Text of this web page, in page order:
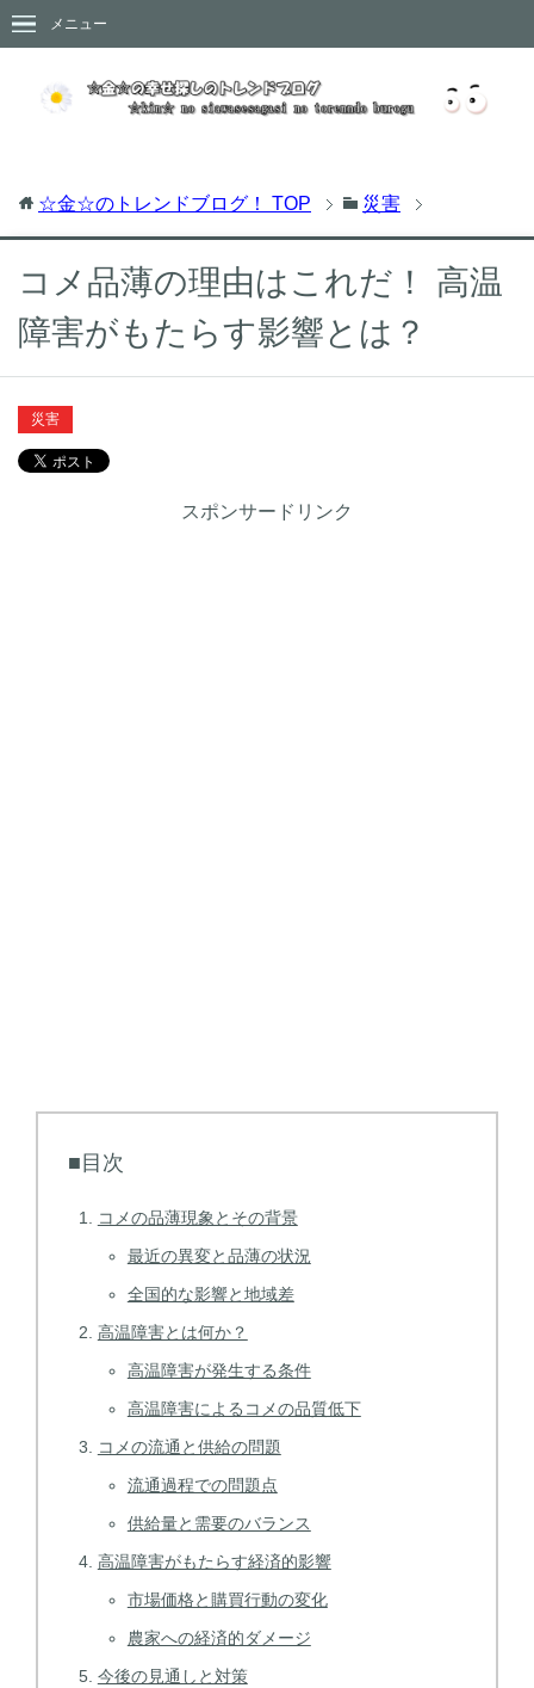
メニュー
☆金☆のトレンドブログ！ TOP 災害
コメ品薄の理由はこれだ！ 高温
障害がもたらす影響とは？
災害
スポンサードリンク
■目次
コメの品薄現象とその背景
最近の異変と品薄の状況
全国的な影響と地域差
高温障害とは何か？
高温障害が発生する条件
高温障害によるコメの品質低下
コメの流通と供給の問題
流通過程での問題点
供給量と需要のバランス
高温障害がもたらす経済的影響
市場価格と購買行動の変化
農家への経済的ダメージ
今後の見通しと対策